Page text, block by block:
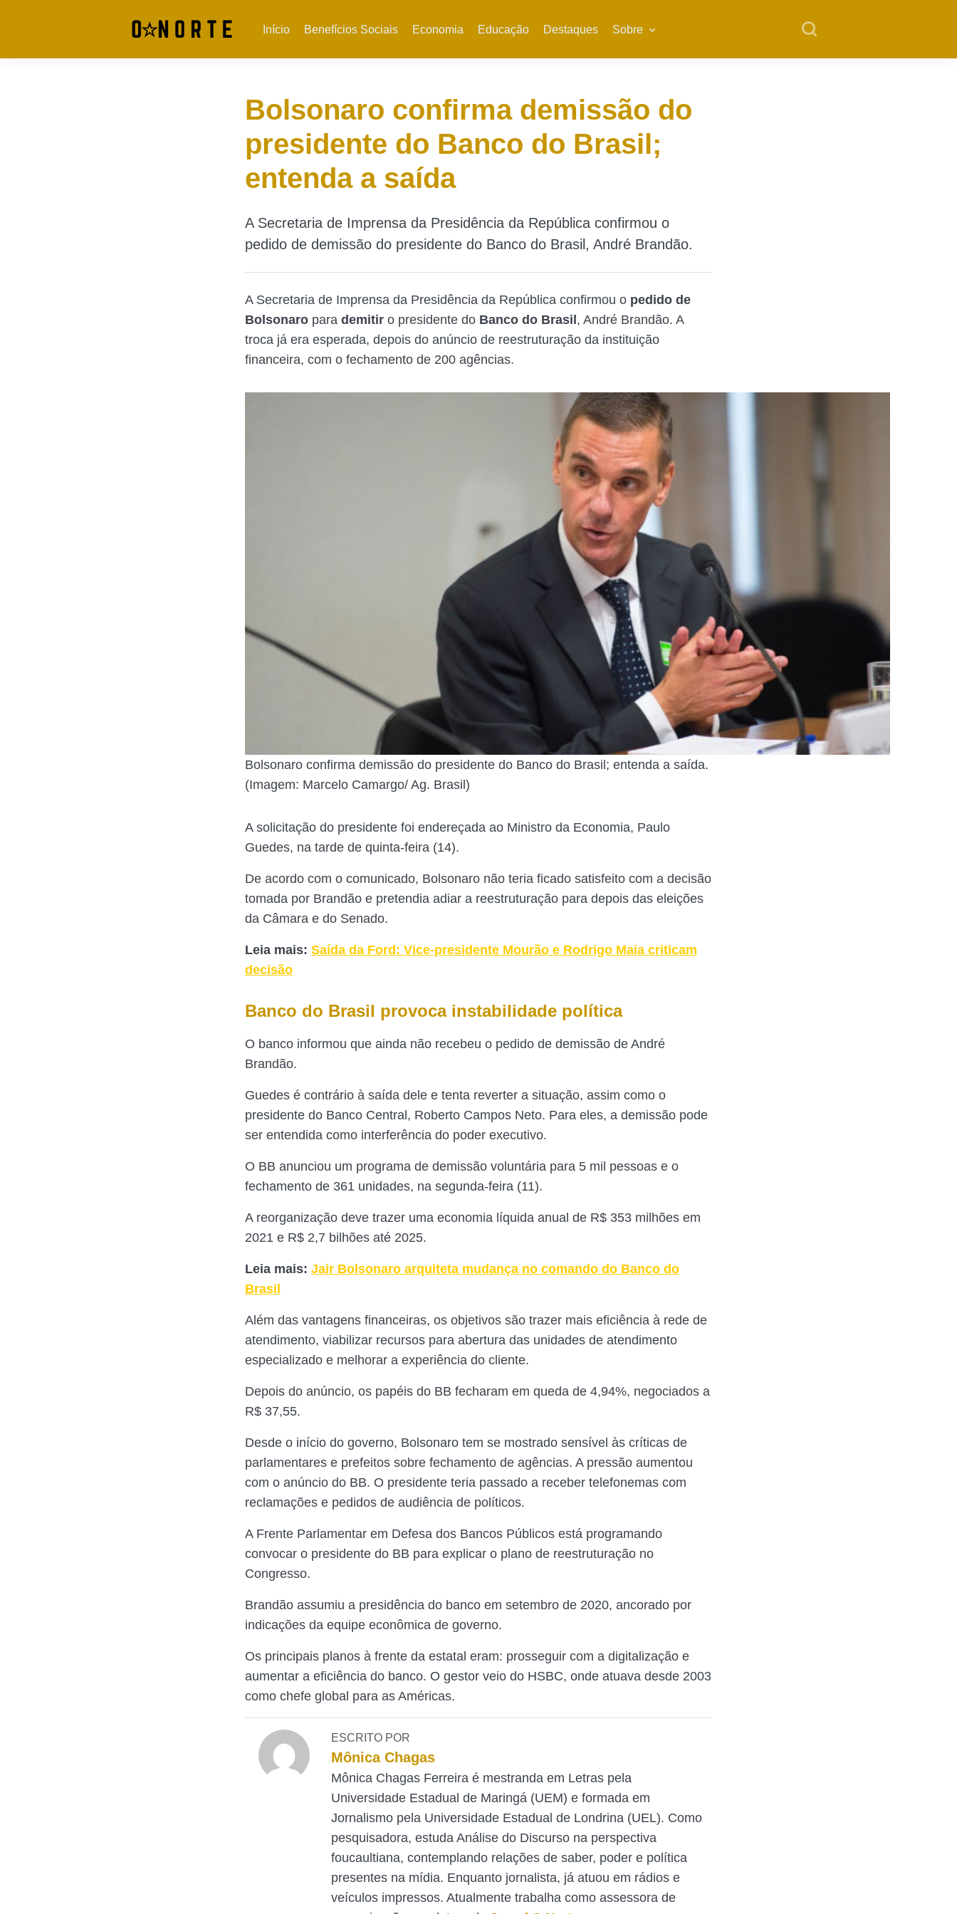
Início Benefícios Sociais Economia Educação Destaques Sobre
Bolsonaro confirma demissão do
presidente do Banco do Brasil;
entenda a saída
A Secretaria de Imprensa da Presidência da República confirmou o
pedido de demissão do presidente do Banco do Brasil, André Brandão.
A Secretaria de Imprensa da Presidência da República confirmou o pedido de
Bolsonaro para demitir o presidente do Banco do Brasil , André Brandão. A
troca já era esperada, depois do anúncio de reestruturação da instituição
financeira, com o fechamento de 200 agências.
Bolsonaro confirma demissão do presidente do Banco do Brasil; entenda a saída.
(Imagem: Marcelo Camargo/ Ag. Brasil)
A solicitação do presidente foi endereçada ao Ministro da Economia, Paulo
Guedes, na tarde de quinta-feira (14).
De acordo com o comunicado, Bolsonaro não teria ficado satisfeito com a decisão
tomada por Brandão e pretendia adiar a reestruturação para depois das eleições
da Câmara e do Senado.
Leia mais: Saída da Ford: Vice-presidente Mourão e Rodrigo Maia criticam
decisão
Banco do Brasil provoca instabilidade política
O banco informou que ainda não recebeu o pedido de demissão de André
Brandão.
Guedes é contrário à saída dele e tenta reverter a situação, assim como o
presidente do Banco Central, Roberto Campos Neto. Para eles, a demissão pode
ser entendida como interferência do poder executivo.
O BB anunciou um programa de demissão voluntária para 5 mil pessoas e o
fechamento de 361 unidades, na segunda-feira (11).
A reorganização deve trazer uma economia líquida anual de R$ 353 milhões em
2021 e R$ 2,7 bilhões até 2025.
Leia mais: Jair Bolsonaro arquiteta mudança no comando do Banco do
Brasil
Além das vantagens financeiras, os objetivos são trazer mais eficiência à rede de
atendimento, viabilizar recursos para abertura das unidades de atendimento
especializado e melhorar a experiência do cliente.
Depois do anúncio, os papéis do BB fecharam em queda de 4,94%, negociados a
R$ 37,55.
Desde o início do governo, Bolsonaro tem se mostrado sensível às críticas de
parlamentares e prefeitos sobre fechamento de agências. A pressão aumentou
com o anúncio do BB. O presidente teria passado a receber telefonemas com
reclamações e pedidos de audiência de políticos.
A Frente Parlamentar em Defesa dos Bancos Públicos está programando
convocar o presidente do BB para explicar o plano de reestruturação no
Congresso.
Brandão assumiu a presidência do banco em setembro de 2020, ancorado por
indicações da equipe econômica de governo.
Os principais planos à frente da estatal eram: prosseguir com a digitalização e
aumentar a eficiência do banco. O gestor veio do HSBC, onde atuava desde 2003
como chefe global para as Américas.
ESCRITO POR
Mônica Chagas
Mônica Chagas Ferreira é mestranda em Letras pela
Universidade Estadual de Maringá (UEM) e formada em
Jornalismo pela Universidade Estadual de Londrina (UEL). Como
pesquisadora, estuda Análise do Discurso na perspectiva
foucaultiana, contemplando relações de saber, poder e política
presentes na mídia. Enquanto jornalista, já atuou em rádios e
veículos impressos. Atualmente trabalha como assessora de